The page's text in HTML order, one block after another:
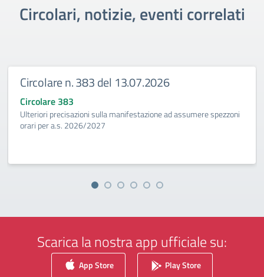
Circolari, notizie, eventi correlati
Circolare n. 383 del 13.07.2026
Circolare 383
Ulteriori precisazioni sulla manifestazione ad assumere spezzoni
orari per a.s. 2026/2027
Scarica la nostra app ufficiale su:
App Store Play Store